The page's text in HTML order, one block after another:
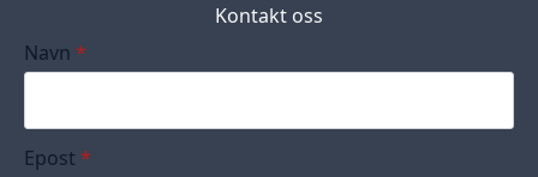
Kontakt oss
Navn *
Epost *